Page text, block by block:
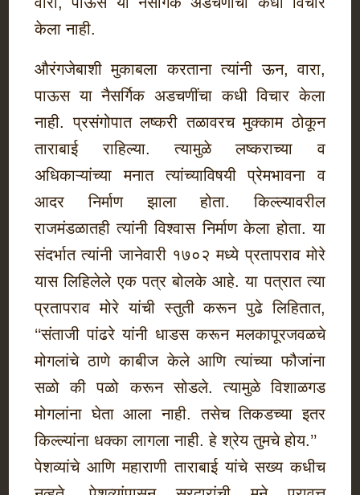
केला नाही.
औरंगजेबाशी मुकाबला करताना त्यांनी ऊन, वारा,
पाऊस या नैसर्गिक अडचणींचा कधी विचार केला
नाही. प्रसंगोपात लष्करी तळावरच मुक्काम ठोकून
ताराबाई राहिल्या. त्यामुळे लष्कराच्या व
अधिकाऱ्यांच्या मनात त्यांच्याविषयी प्रेमभावना व
आदर निर्माण झाला होता. किल्ल्यावरील
राजमंडळातही त्यांनी विश्वास निर्माण केला होता. या
संदर्भात त्यांनी जानेवारी १७०२ मध्ये प्रतापराव मोरे
यास लिहिलेले एक पत्र बोलके आहे. या पत्रात त्या
प्रतापराव मोरे यांची स्तुती करून पुढे लिहितात,
‘‘संताजी पांढरे यांनी धाडस करून मलकापूरजवळचे
मोगलांचे ठाणे काबीज केले आणि त्यांच्या फौजांना
सळो की पळो करून सोडले. त्यामुळे विशाळगड
मोगलांना घेता आला नाही. तसेच तिकडच्या इतर
किल्ल्यांना धक्का लागला नाही. हे श्रेय तुमचे होय.’’
पेशव्यांचे आणि महाराणी ताराबाई यांचे सख्य कधीच